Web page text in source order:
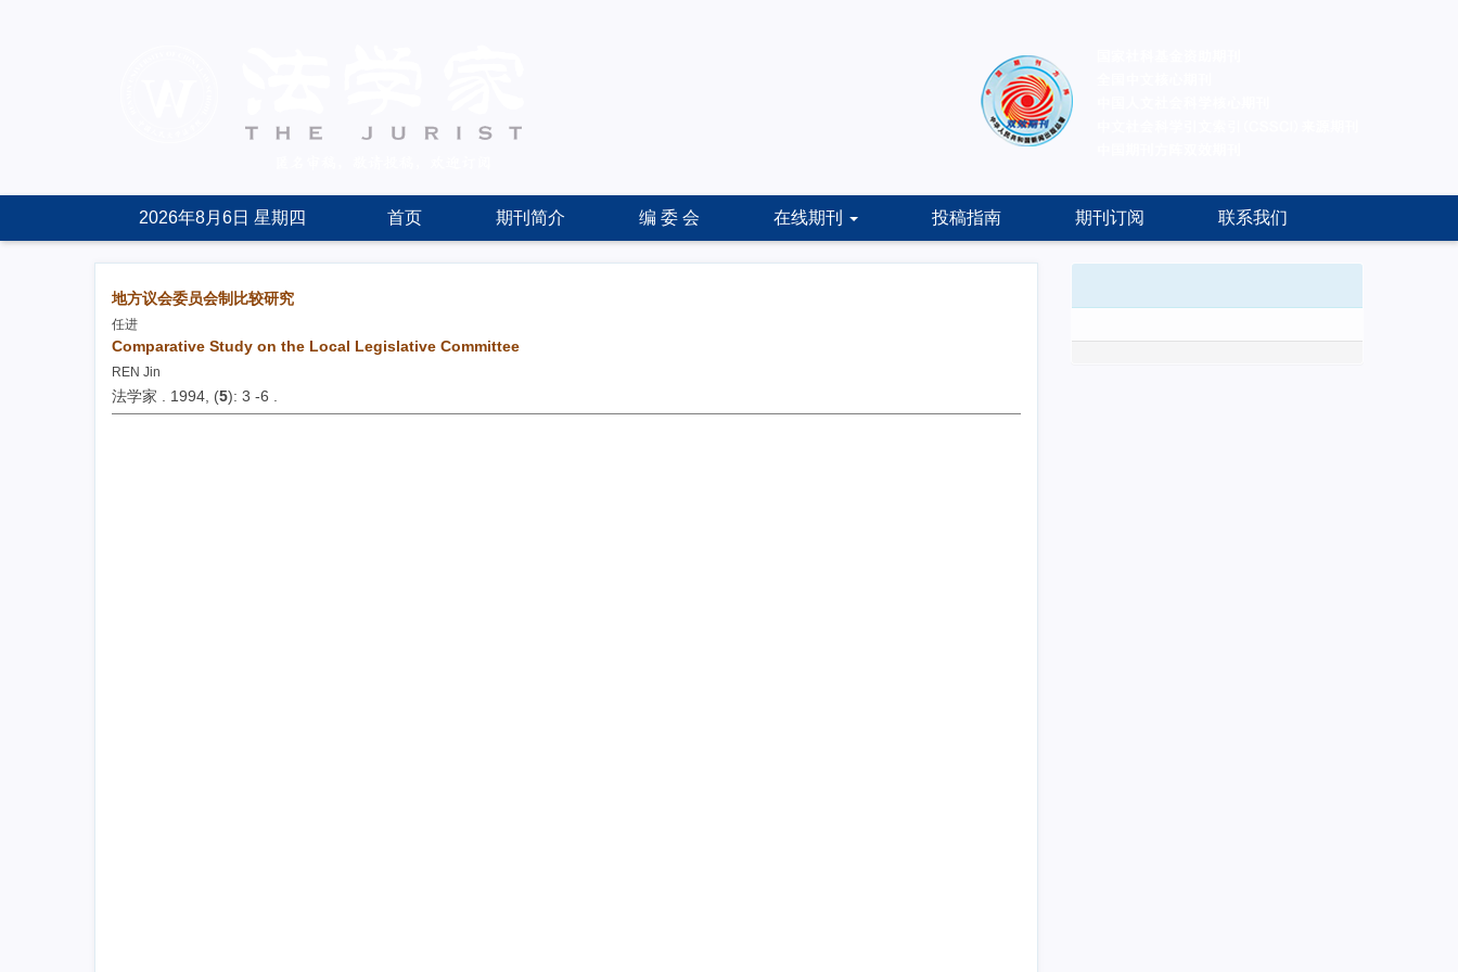
2026年8月6日 星期四 首页 期刊简介 编 委 会 在线期刊 投稿指南 期刊订阅 联系我们
地方议会委员会制比较研究
任进
Comparative Study on the Local Legislative Committee
REN Jin
法学家 . 1994, (5): 3 -6 .